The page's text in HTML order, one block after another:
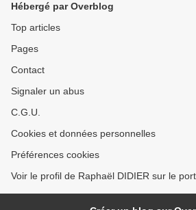
Hébergé par Overblog
Top articles
Pages
Contact
Signaler un abus
C.G.U.
Cookies et données personnelles
Préférences cookies
Voir le profil de Raphaël DIDIER sur le